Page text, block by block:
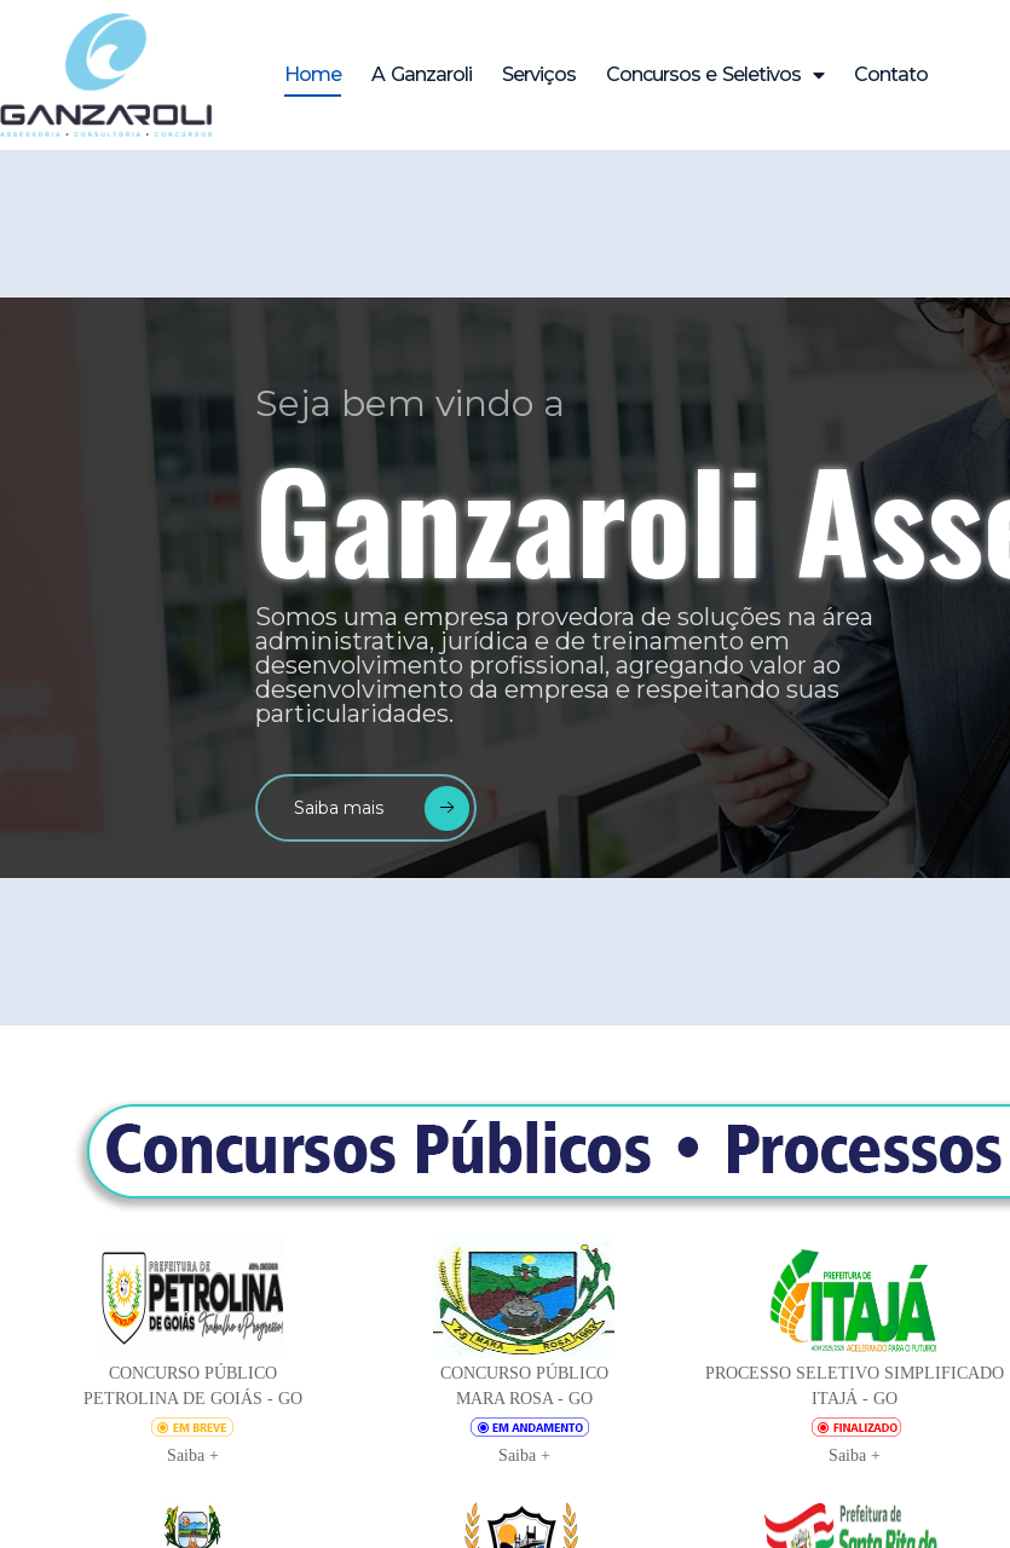
Home A Ganzaroli Serviços Concursos e Seletivos Contato
Profissionais com
Seriedade e
Estamos altamente qualificada para a prestação de
serviços técnicos especializados de apoio
administrativo, jurídico e treinamento em
desenvolvimento profissional na administração pública
e privada.
Saiba mais